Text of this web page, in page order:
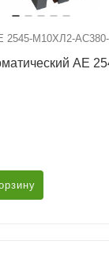
2545-М10ХЛ2-
АЕ